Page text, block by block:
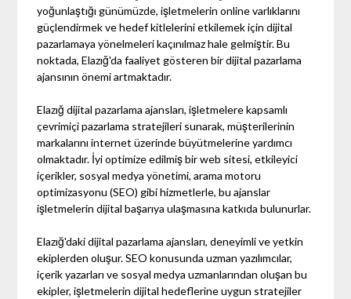
yoğunlaştığı günümüzde, işletmelerin online varlıklarını
güçlendirmek ve hedef kitlelerini etkilemek için dijital
pazarlamaya yönelmeleri kaçınılmaz hale gelmiştir. Bu
noktada, Elazığ'da faaliyet gösteren bir dijital pazarlama
ajansının önemi artmaktadır.
Elazığ dijital pazarlama ajansları, işletmelere kapsamlı
çevrimiçi pazarlama stratejileri sunarak, müşterilerinin
markalarını internet üzerinde büyütmelerine yardımcı
olmaktadır. İyi optimize edilmiş bir web sitesi, etkileyici
içerikler, sosyal medya yönetimi, arama motoru
optimizasyonu (SEO) gibi hizmetlerle, bu ajanslar
işletmelerin dijital başarıya ulaşmasına katkıda bulunurlar.
Elazığ'daki dijital pazarlama ajansları, deneyimli ve yetkin
ekiplerden oluşur. SEO konusunda uzman yazılımcılar,
içerik yazarları ve sosyal medya uzmanlarından oluşan bu
ekipler, işletmelerin dijital hedeflerine uygun stratejiler